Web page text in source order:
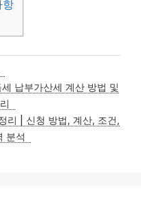
항
납부가산세 계산 방법 및
리 | 신청 방법, 계산, 조건,
분석